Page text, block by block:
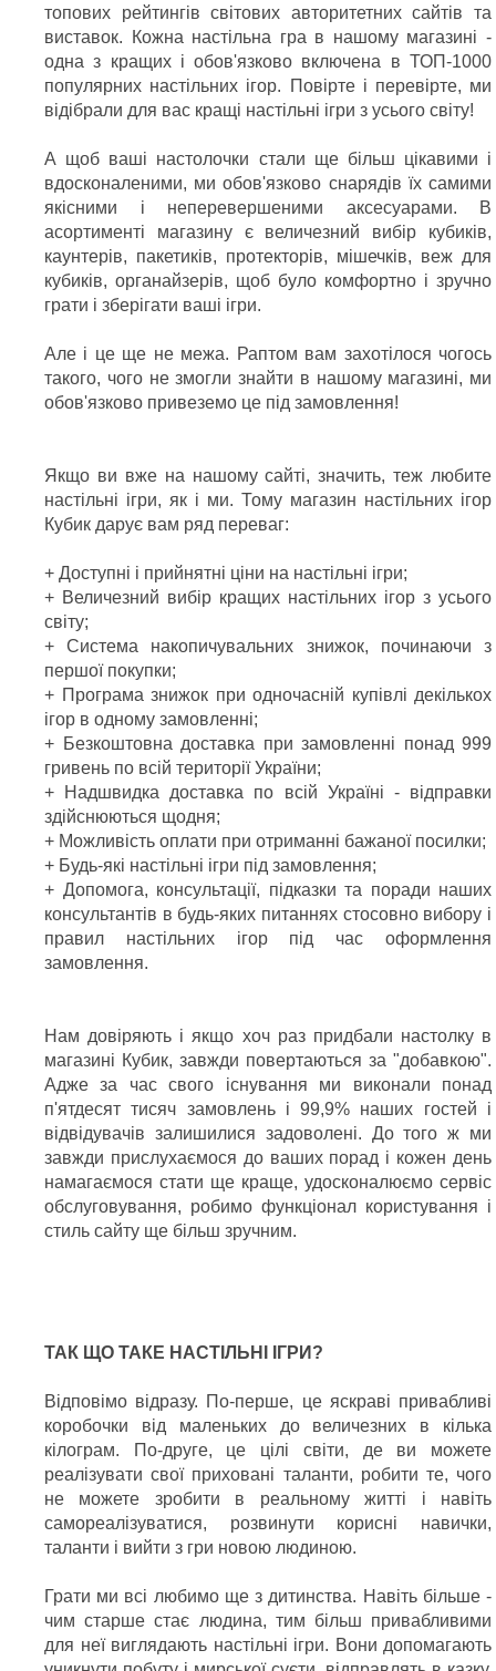
топових рейтингів світових авторитетних сайтів та
виставок. Кожна настільна гра в нашому магазині -
одна з кращих і обов'язково включена в ТОП-1000
популярних настільних ігор. Повірте і перевірте, ми
відібрали для вас кращі настільні ігри з усього світу!
А щоб ваші настолочки стали ще більш цікавими і
вдосконаленими, ми обов'язково снарядів їх самими
якісними і неперевершеними аксесуарами. В
асортименті магазину є величезний вибір кубиків,
каунтерів, пакетиків, протекторів, мішечків, веж для
кубиків, органайзерів, щоб було комфортно і зручно
грати і зберігати ваші ігри.
Але і це ще не межа. Раптом вам захотілося чогось
такого, чого не змогли знайти в нашому магазині, ми
обов'язково привеземо це під замовлення!
Якщо ви вже на нашому сайті, значить, теж любите
настільні ігри, як і ми. Тому магазин настільних ігор
Кубик дарує вам ряд переваг:
+ Доступні і прийнятні ціни на настільні ігри;
+ Величезний вибір кращих настільних ігор з усього
світу;
+ Система накопичувальних знижок, починаючи з
першої покупки;
+ Програма знижок при одночасній купівлі декількох
ігор в одному замовленні;
+ Безкоштовна доставка при замовленні понад 999
гривень по всій території України;
+ Надшвидка доставка по всій Україні - відправки
здійснюються щодня;
+ Можливість оплати при отриманні бажаної посилки;
+ Будь-які настільні ігри під замовлення;
+ Допомога, консультації, підказки та поради наших
консультантів в будь-яких питаннях стосовно вибору і
правил настільних ігор під час оформлення
замовлення.
Нам довіряють і якщо хоч раз придбали настолку в
магазині Кубик, завжди повертаються за "добавкою".
Адже за час свого існування ми виконали понад
п'ятдесят тисяч замовлень і 99,9% наших гостей і
відвідувачів залишилися задоволені. До того ж ми
завжди прислухаємося до ваших порад і кожен день
намагаємося стати ще краще, удосконалюємо сервіс
обслуговування, робимо функціонал користування і
стиль сайту ще більш зручним.
ТАК ЩО ТАКЕ НАСТІЛЬНІ ІГРИ?
Відповімо відразу. По-перше, це яскраві привабливі
коробочки від маленьких до величезних в кілька
кілограм. По-друге, це цілі світи, де ви можете
реалізувати свої приховані таланти, робити те, чого
не можете зробити в реальному житті і навіть
самореалізуватися, розвинути корисні навички,
таланти і вийти з гри новою людиною.
Грати ми всі любимо ще з дитинства. Навіть більше -
чим старше стає людина, тим більш привабливими
для неї виглядають настільні ігри. Вони допомагають